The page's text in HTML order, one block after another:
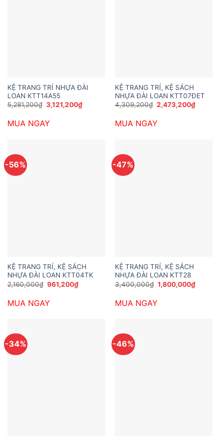
KỆ TRANG TRÍ NHỰA ĐÀI
LOAN KTT14A55
5,281,200₫ Giá
gốc
5,281,200₫.
3,121,200₫Giá
hiện
MUA NGAY
KỆ TRANG TRÍ, KỆ SÁCH
NHỰA ĐÀI LOAN KTT07ĐET
4,309,200₫ Giá
gốc
4,309,200₫.
2,473,200₫Giá
hiện
MUA NGAY
-56%
KỆ TRANG TRÍ, KỆ SÁCH
NHỰA ĐÀI LOAN KTT04TK
2,160,000₫ Giá
2,160,000₫.
961,200₫Giá
hiện
MUA NGAY
-47%
KỆ TRANG TRÍ, KỆ SÁCH
NHỰA ĐÀI LOAN KTT28
3,400,000₫ Giá
gốc
3,400,000₫.
1,800,000₫Giá
hiện
MUA NGAY
-34% -46%